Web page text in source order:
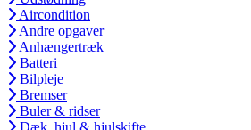
Aircondition
Andre opgaver
Anhængertræk
Batteri
Bilpleje
Bremser
Buler & ridser
Dæk, hjul & hjulskifte